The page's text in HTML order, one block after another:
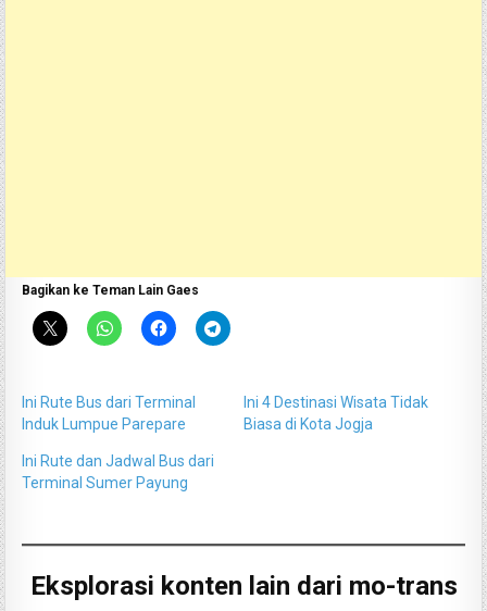
Bagikan ke Teman Lain Gaes
Ini Rute Bus dari Terminal
Induk Lumpue Parepare
Ini 4 Destinasi Wisata Tidak
Biasa di Kota Jogja
Ini Rute dan Jadwal Bus dari
Terminal Sumer Payung
Eksplorasi konten lain dari mo-trans